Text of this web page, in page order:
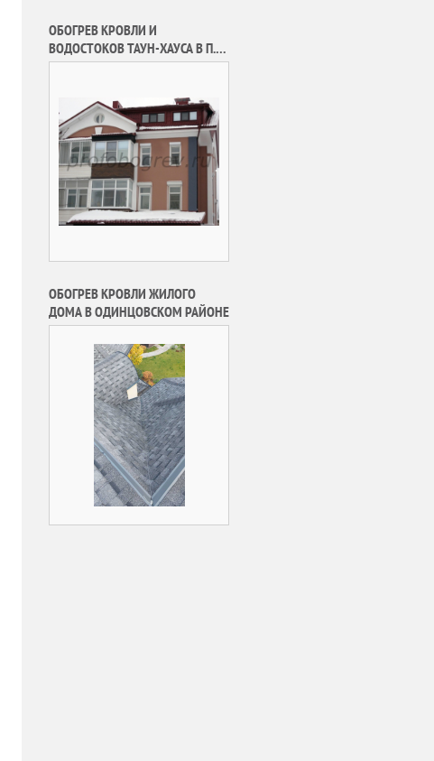
ОБОГРЕВ КРОВЛИ И
ВОДОСТОКОВ ТАУН-ХАУСА В П.
КУРКИНО
ОБОГРЕВ КРОВЛИ ЖИЛОГО
ДОМА В ОДИНЦОВСКОМ РАЙОНЕ